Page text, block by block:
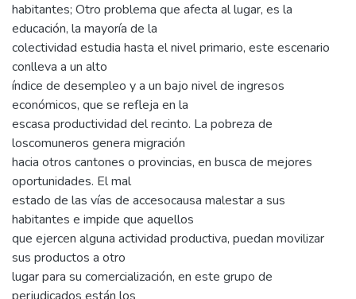
habitantes; Otro problema que afecta al lugar, es la
educación, la mayoría de la
colectividad estudia hasta el nivel primario, este escenario
conlleva a un alto
índice de desempleo y a un bajo nivel de ingresos
económicos, que se refleja en la
escasa productividad del recinto. La pobreza de
loscomuneros genera migración
hacia otros cantones o provincias, en busca de mejores
oportunidades. El mal
estado de las vías de accesocausa malestar a sus
habitantes e impide que aquellos
que ejercen alguna actividad productiva, puedan movilizar
sus productos a otro
lugar para su comercialización, en este grupo de